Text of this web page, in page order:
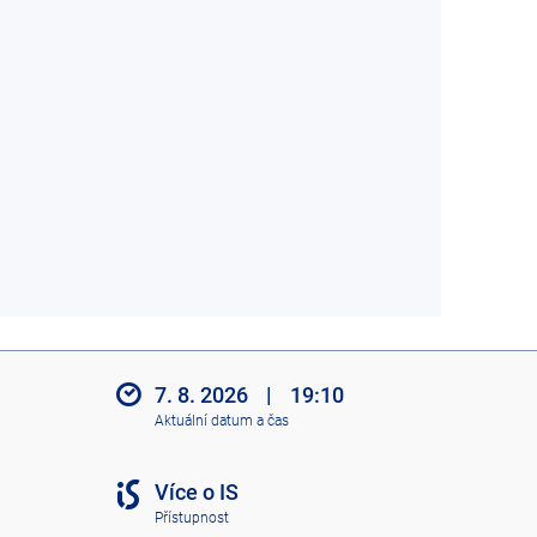
7. 8. 2026 | 19:10
Aktuální datum a čas
Více o IS
Přístupnost